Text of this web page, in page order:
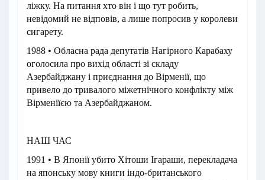
ліжку. На питання хто він і що тут робить,
невідомий не відповів, а лише попросив у королеви
сигарету.
1988 • Обласна рада депутатів Нагірного Карабаху
оголосила про вихід області зі складу
Азербайджану і приєднання до Вірменії, що
привело до тривалого міжетнічного конфлікту між
Вірменіїєю та Азербайджаном.
НАШ ЧАС
1991 • В Японії убито Хітоши Ігараши, перекладача
на японську мову книги індо-британського